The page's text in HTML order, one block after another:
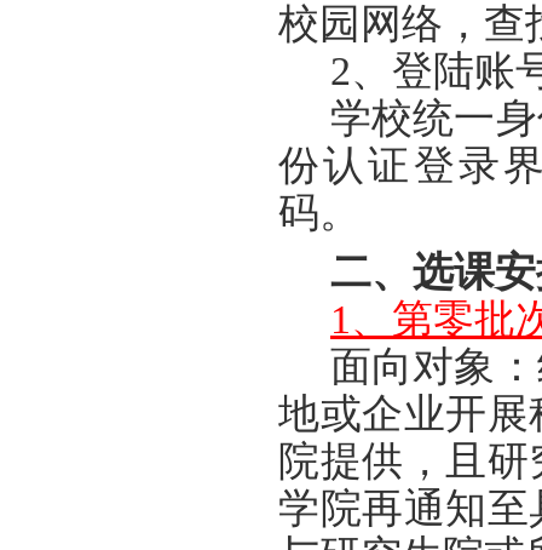
校园网络，查
2、登陆账
学校统一
份认证登录
码。
二、选课
1、第零批
面向对象
地或企业开
院提供，且
学院再通知